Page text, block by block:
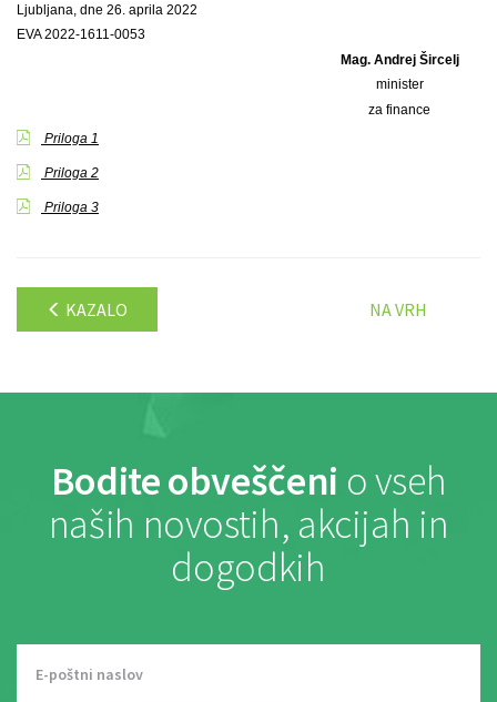
Ljubljana, dne 26. aprila 2022
EVA 2022-1611-0053
Mag. Andrej Šircelj
minister
za finance
Priloga 1
Priloga 2
Priloga 3
KAZALO NA VRH
Bodite obveščeni o vseh
naših novostih, akcijah in
dogodkih